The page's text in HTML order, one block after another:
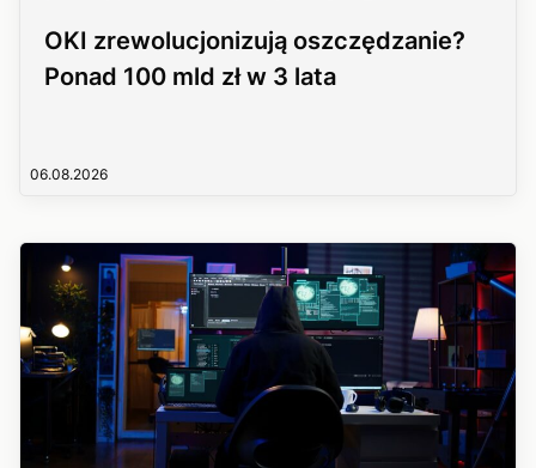
OKI zrewolucjonizują oszczędzanie?
Ponad 100 mld zł w 3 lata
06.08.2026